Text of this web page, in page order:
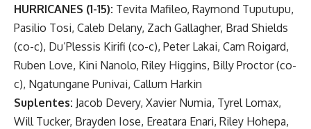
HURRICANES (1-15): Tevita Mafileo, Raymond Tuputupu,
Pasilio Tosi, Caleb Delany, Zach Gallagher, Brad Shields
(co-c), Du’Plessis Kirifi (co-c), Peter Lakai, Cam Roigard,
Ruben Love, Kini Nanolo, Riley Higgins, Billy Proctor (co-
c), Ngatungane Punivai, Callum Harkin
Suplentes: Jacob Devery, Xavier Numia, Tyrel Lomax,
Will Tucker, Brayden Iose, Ereatara Enari, Riley Hohepa,